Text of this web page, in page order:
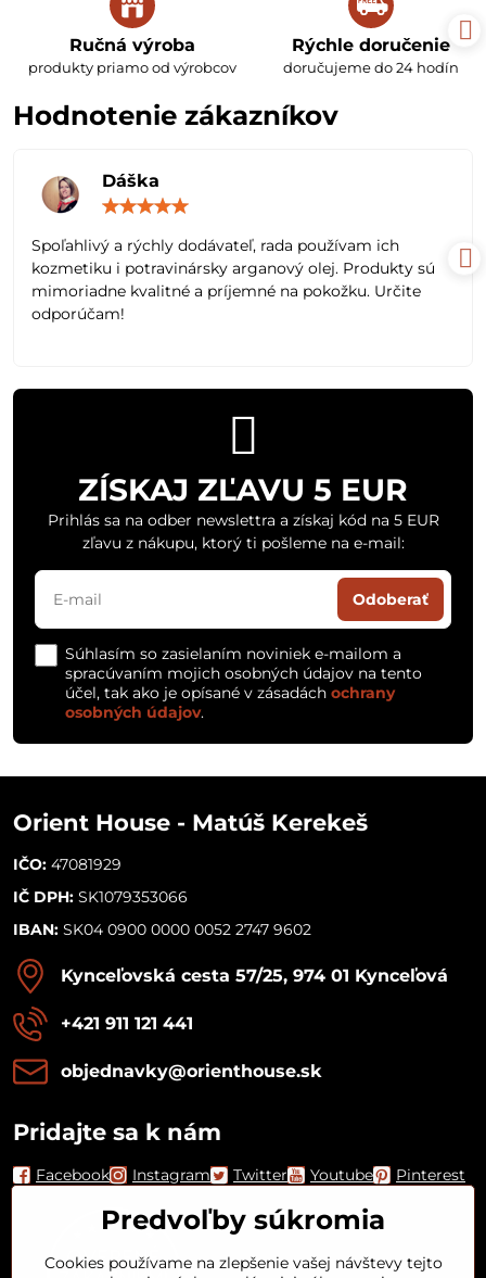
Ručná výroba
produkty priamo od výrobcov
Rýchle doručenie
doručujeme do 24 hodín
Hodnotenie zákazníkov
Dáška
5
Spoľahlivý a rýchly dodávateľ, rada používam ich
kozmetiku i potravinársky arganový olej. Produkty sú
mimoriadne kvalitné a príjemné na pokožku. Určite
odporúčam!
ZÍSKAJ ZĽAVU 5 EUR
Prihlás sa na odber newslettra a získaj kód na 5 EUR
zľavu z nákupu, ktorý ti pošleme na e-mail:
Odoberať
Súhlasím so zasielaním noviniek e-mailom a
spracúvaním mojich osobných údajov na tento
účel, tak ako je opísané v zásadách ochrany
osobných údajov.
Orient House - Matúš Kerekeš
IČO: 47081929
IČ DPH: SK1079353066
IBAN: SK04 0900 0000 0052 2747 9602
Kynceľovská cesta 57/25, 974 01 Kynceľová
+421 911 121 441
objednavky​@orienthouse​.sk
Pridajte sa k nám
Facebook Instagram Twitter Youtube Pinterest
Predvoľby súkromia
Cookies používame na zlepšenie vašej návštevy tejto